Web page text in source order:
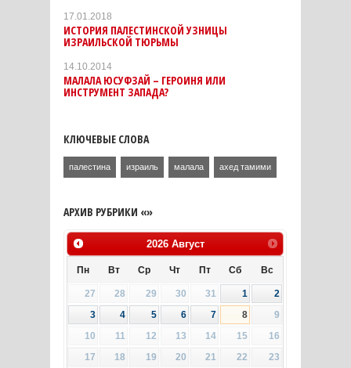
17.01.2018
ИСТОРИЯ ПАЛЕСТИНСКОЙ УЗНИЦЫ
ИЗРАИЛЬСКОЙ ТЮРЬМЫ
14.10.2014
МАЛАЛА ЮСУФЗАЙ – ГЕРОИНЯ ИЛИ
ИНСТРУМЕНТ ЗАПАДА?
КЛЮЧЕВЫЕ СЛОВА
палестина израиль малала ахед тамими
АРХИВ РУБРИКИ «»
2026 Август
Пн Вт Ср Чт Пт Сб Вс
27 28 29 30 31 1
2
3
4 5 6 7 8
9
10
11 12 13 14 15
16
17
18 19 20 21 22
23